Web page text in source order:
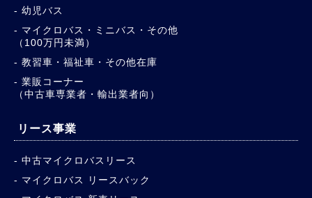
幼児バス
マイクロバス・ミニバス・その他
（100万円未満）
教習車・福祉車・その他在庫
業販コーナー
（中古車専業者・輸出業者向）
リース事業
中古マイクロバスリース
マイクロバス リースバック